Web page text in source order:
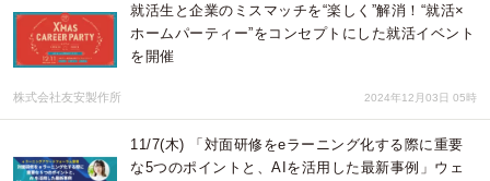
就活生と企業のミスマッチを“楽しく”解消！“就活×
ホームパーティー”をコンセプトにした就活イベント
を開催
株式会社友安製作所 2024年12月03日 05時
11/7(木) 「対面研修をeラーニング化する際に重要
な5つのポイントと、AIを活用した最新事例」ウェ